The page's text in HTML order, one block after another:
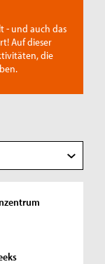
- und auch das
Auf dieser
die